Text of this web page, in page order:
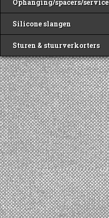
Ophanging/spacers/service
Silicone slangen
Sturen & stuurverkorters